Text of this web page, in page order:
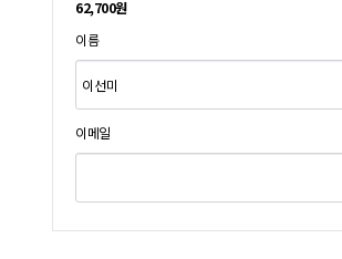
62,700원
이름
이메일